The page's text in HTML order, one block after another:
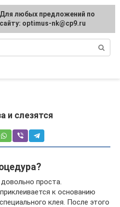
и слезятся
проста.
к основанию
клея. После этого
Для любых предложений по
сайту: optimus-nk@cp9.ru